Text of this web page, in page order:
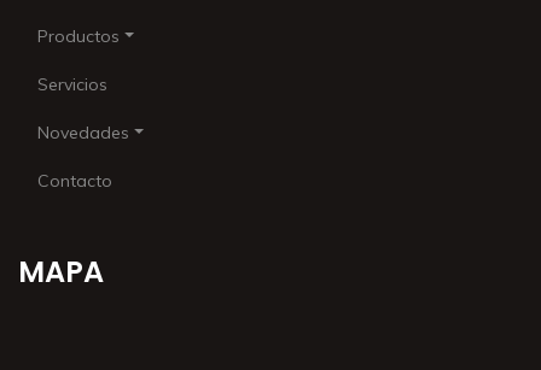
Productos
Servicios
Novedades
Contacto
MAPA